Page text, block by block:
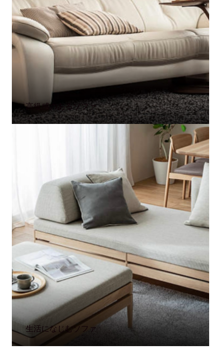
高級感のあるソファ
生活になじむソファ